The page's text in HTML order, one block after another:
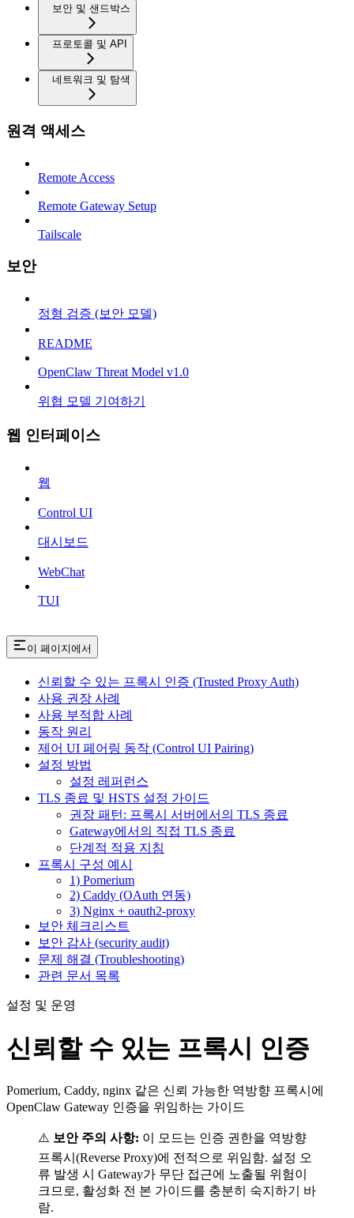
보안 및 샌드박스
프로토콜 및 API
네트워크 및 탐색
원격 액세스
Remote Access
Remote Gateway Setup
Tailscale
보안
정형 검증 (보안 모델)
README
OpenClaw Threat Model v1.0
위협 모델 기여하기
웹 인터페이스
웹
Control UI
대시보드
WebChat
TUI
이 페이지에서
신뢰할 수 있는 프록시 인증 (Trusted Proxy Auth)
사용 권장 사례
사용 부적합 사례
동작 원리
제어 UI 페어링 동작 (Control UI Pairing)
설정 방법
설정 레퍼런스
TLS 종료 및 HSTS 설정 가이드
권장 패턴: 프록시 서버에서의 TLS 종료
Gateway에서의 직접 TLS 종료
단계적 적용 지침
프록시 구성 예시
1) Pomerium
2) Caddy (OAuth 연동)
3) Nginx + oauth2-proxy
보안 체크리스트
보안 감사 (security audit)
문제 해결 (Troubleshooting)
관련 문서 목록
설정 및 운영
신뢰할 수 있는 프록시 인증
Pomerium, Caddy, nginx 같은 신뢰 가능한 역방향 프록시에
OpenClaw Gateway 인증을 위임하는 가이드
⚠️ 보안 주의 사항: 이 모드는 인증 권한을 역방향
프록시(Reverse Proxy)에 전적으로 위임함. 설정 오
류 발생 시 Gateway가 무단 접근에 노출될 위험이
크므로, 활성화 전 본 가이드를 충분히 숙지하기 바
람.